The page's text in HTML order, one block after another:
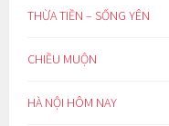
THỪA TIỀN – SỐNG YÊN
CHIỀU MUỘN
HÀ NỘI HÔM NAY